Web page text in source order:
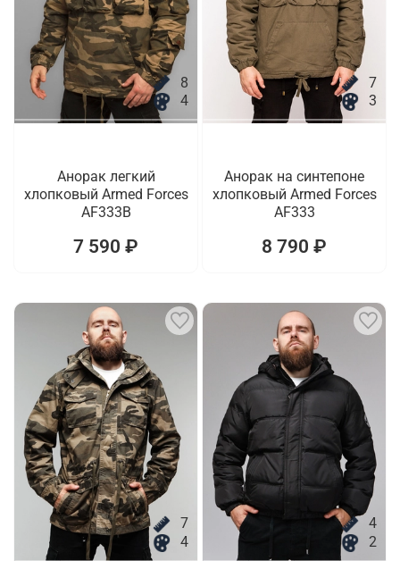
8
4
Анорак легкий
хлопковый Armed Forces
AF333B
7 590 ₽
7
3
Анорак на синтепоне
хлопковый Armed Forces
AF333
8 790 ₽
7
4
4
2